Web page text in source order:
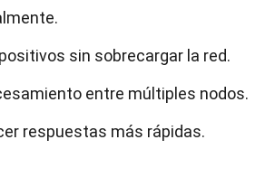
sin sobrecargar la red.
entre múltiples nodos.
respuestas más rápidas.